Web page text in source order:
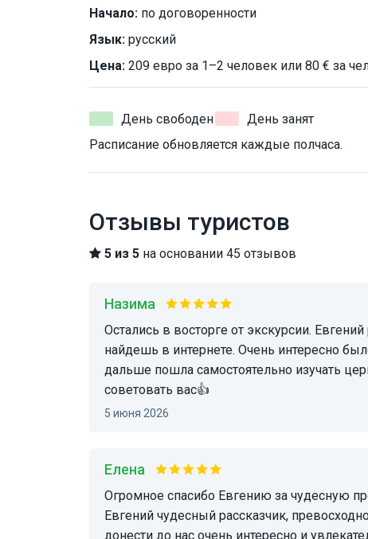
Начало: по договоренности
Язык: русский
Цена: 209 евро за 1–2 человек или 80 € за
День свободен
День занят
Расписание обновляется каждые полчаса.
Отзывы туристов
5 из 5 на основании 45 отзывов
Назима
Остались в восторге от экскурсии. Евгений рассказывал легенды города, которые не
найдешь в интернете. Очень интересно
дальше пошла самостоятельно изучать
советовать вас👍
5 июня 2026
Елена
Огромное спасибо Евгению за чудесную прогулку по Готическому кварталу Барселоны.
Евгений чудесный рассказчик,
донести до нас очень интересно и